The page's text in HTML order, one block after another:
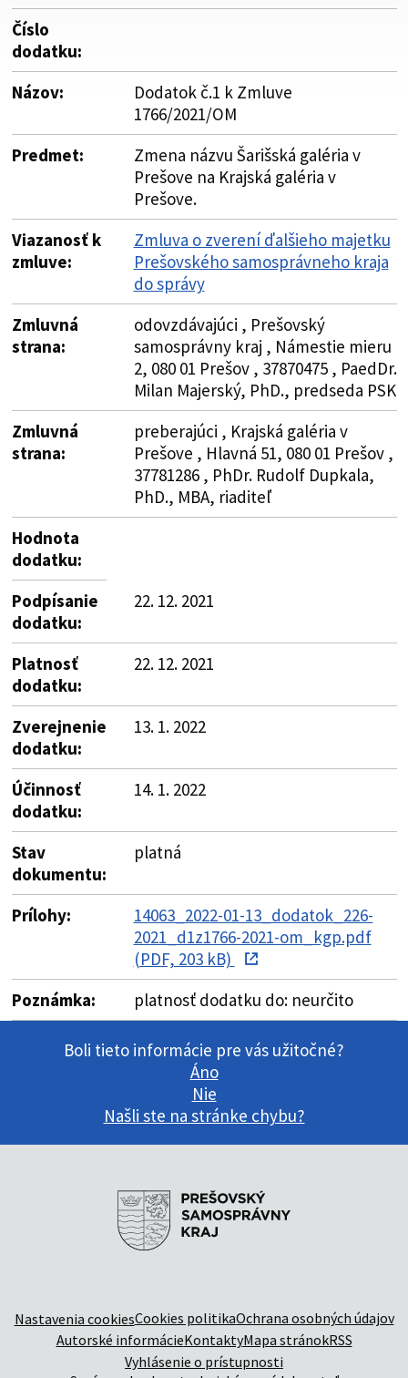
Číslo
dodatku:
Názov:
Dodatok č.1 k Zmluve
1766/2021/OM
Predmet:
Zmena názvu Šarišská galéria v
Prešove na Krajská galéria v
Prešove.
Viazanosť k
zmluve:
Zmluva o zverení ďalšieho majetku
Prešovského samosprávneho kraja
do správy
Zmluvná
strana:
odovzdávajúci , Prešovský
samosprávny kraj , Námestie mieru
2, 080 01 Prešov , 37870475 , PaedDr.
Milan Majerský, PhD., predseda PSK
Zmluvná
strana:
preberajúci , Krajská galéria v
Prešove , Hlavná 51, 080 01 Prešov ,
37781286 , PhDr. Rudolf Dupkala,
PhD., MBA, riaditeľ
Hodnota
dodatku:
Podpísanie
dodatku:
22. 12. 2021
Platnosť
dodatku:
22. 12. 2021
Zverejnenie
dodatku:
13. 1. 2022
Účinnosť
dodatku:
14. 1. 2022
Stav
dokumentu:
platná
Prílohy:
14063_2022-01-13_dodatok_226-
2021_d1z1766-2021-om_kgp.pdf
(PDF, 203 kB)
Poznámka:
platnosť dodatku do: neurčito
Boli tieto informácie pre vás užitočné?
Áno
Nie
Našli ste na stránke chybu?
Nastavenia cookiesCookies politikaOchrana osobných údajov
Autorské informácieKontaktyMapa stránokRSS
Vyhlásenie o prístupnosti